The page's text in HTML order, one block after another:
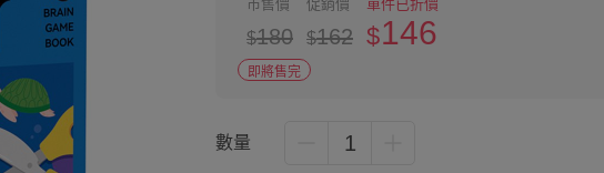
市售價
$180
促銷價
$162
單件已折價
$146
即將售完
數量 1